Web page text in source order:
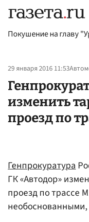
Покушение на главу
29 января 2016 11:53
изменить
проезд по
Генпрокуратура
ГК «Автодор»
проезд по трассе